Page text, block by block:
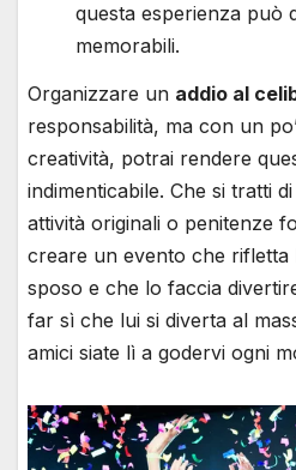
questa esperienza può
memorabili.
Organizzare un addio al
responsabilità, ma con un
creatività, potrai rendere
indimenticabile. Che si tratti di
attività originali o penitenze
creare un evento che rifletta
sposo e che lo faccia
far sì che lui si diverta al
amici siate lì a godervi ogni